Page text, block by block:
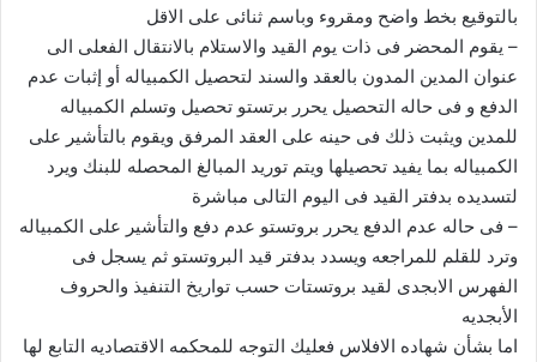
بالتوقيع بخط واضح ومقروء وباسم ثنائى على الاقل
– يقوم المحضر فى ذات يوم القيد والاستلام بالانتقال الفعلى الى
عنوان المدين المدون بالعقد والسند لتحصيل الكمبياله أو إثبات عدم
الدفع و فى حاله التحصيل يحرر برتستو تحصيل وتسلم الكمبياله
للمدين ويثبت ذلك فى حينه على العقد المرفق ويقوم بالتأشير على
الكمبياله بما يفيد تحصيلها ويتم توريد المبالغ المحصله للبنك ويرد
لتسديده بدفتر القيد فى اليوم التالى مباشرة
– فى حاله عدم الدفع يحرر بروتستو عدم دفع والتأشير على الكمبياله
وترد للقلم للمراجعه ويسدد بدفتر قيد البروتستو ثم يسجل فى
الفهرس الابجدى لقيد بروتستات حسب تواريخ التنفيذ والحروف
الأبجديه
اما بشأن شهاده الافلاس فعليك التوجه للمحكمه الاقتصاديه التابع لها